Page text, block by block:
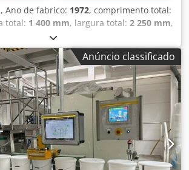
, Ano de fabrico: 1972, comprimento total:
total: 1 400 mm, largura total: 2 250 mm,
vazio: 2.000 kg Preço: Sob consulta -
1972 - Documentação disponível: Não -
- Controlo: Convencional - Dimensões
mm x 2250 mm x 1400 mm (c x l x a) -
[kg]: 2000 kg - Embalagens de
1 Informações financeiras IVA: O
inclui o IVA IVA/Regime de
dedutível para empresas Entrega e
usados possível a qualquer
os produtos da área industrial.
Anpjk Lukas van Rossum
Anúncio classificado